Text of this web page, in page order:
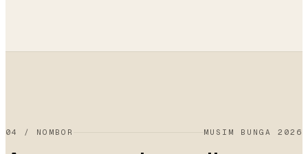
04 / NOMBOR MUSIM BUNGA 2026